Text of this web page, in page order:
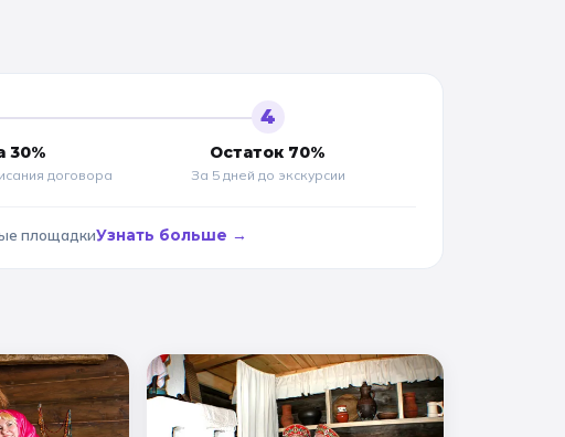
30%
договора
4
Остаток 70%
За 5 дней до экскурсии
площадкиУзнать больше →